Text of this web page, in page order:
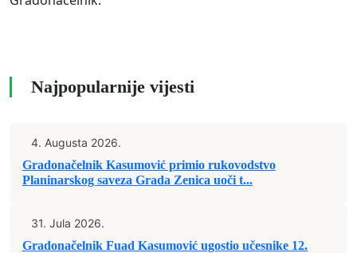
Najpopularnije vijesti
4. Augusta 2026.
Gradonačelnik Kasumović primio rukovodstvo
Planinarskog saveza Grada Zenica uoči t...
31. Jula 2026.
Gradonačelnik Fuad Kasumović ugostio učesnike 12.